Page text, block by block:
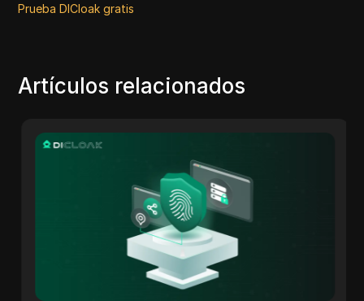
Prueba DICloak gratis
Artículos relacionados